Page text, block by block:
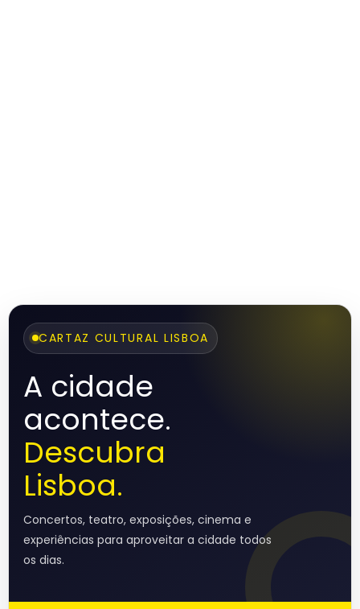
CARTAZ CULTURAL LISBOA
A cidade
acontece.
Descubra
Lisboa.
Concertos, teatro, exposições, cinema e
experiências para aproveitar a cidade todos
os dias.